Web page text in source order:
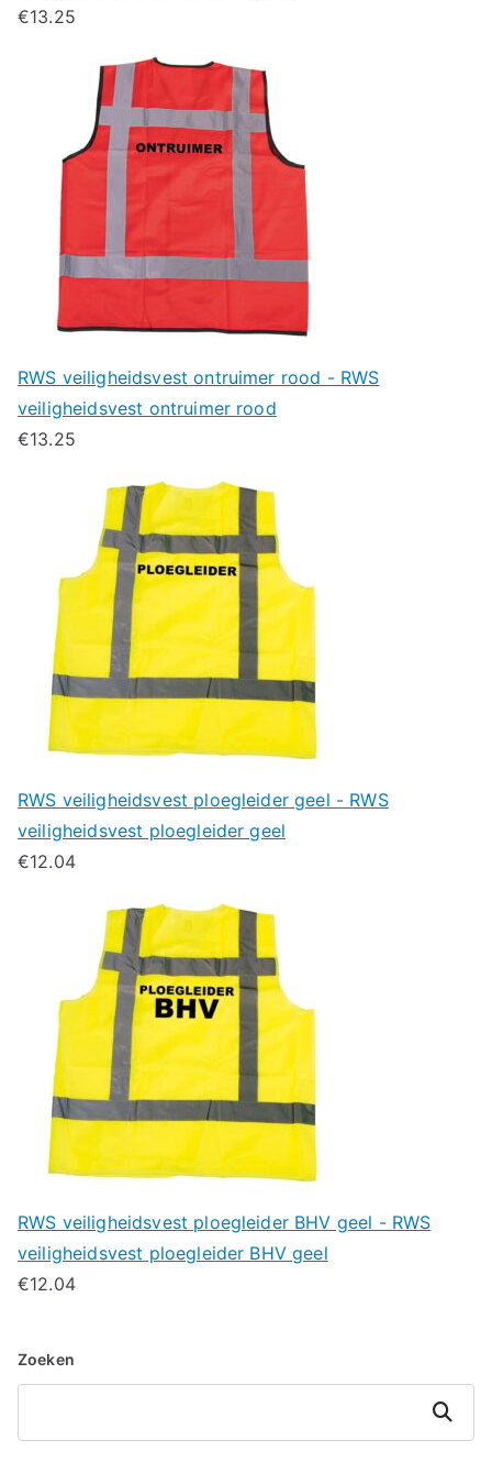
€13.25
RWS veiligheidsvest ontruimer rood - RWS
veiligheidsvest ontruimer rood
€13.25
RWS veiligheidsvest ploegleider geel - RWS
veiligheidsvest ploegleider geel
€12.04
RWS veiligheidsvest ploegleider BHV geel - RWS
veiligheidsvest ploegleider BHV geel
€12.04
Zoeken
Zoeken